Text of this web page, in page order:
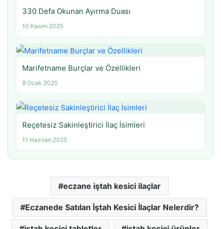
330 Defa Okunan Ayırma Duası
10 Kasım 2025
Marifetname Burçlar ve Özellikleri
8 Ocak 2025
Reçetesiz Sakinleştirici İlaç İsimleri
11 Haziran 2025
eczane iştah kesici ilaçlar
Eczanede Satılan İştah Kesici İlaçlar Nelerdir?